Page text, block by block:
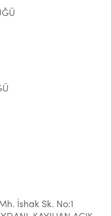
İshak Sk. No:1